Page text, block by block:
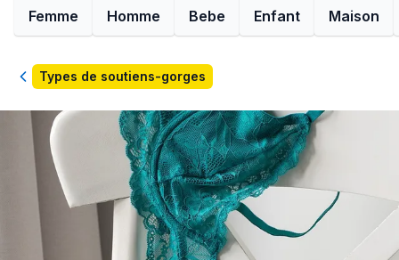
Femme Homme Bebe Enfant Maison
RetourTypes de soutiens-gorges